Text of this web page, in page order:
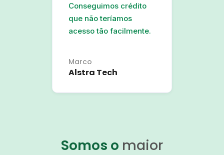
Conseguimos crédito
que não teríamos
acesso tão facilmente.
Marco
Alstra Tech
Somos o maior